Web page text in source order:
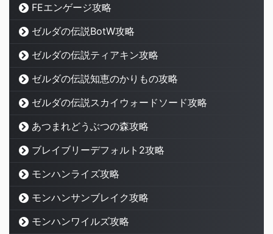
FEエンゲージ攻略
ゼルダの伝説BotW攻略
ゼルダの伝説ティアキン攻略
ゼルダの伝説知恵のかりもの攻略
ゼルダの伝説スカイウォードソード攻略
あつまれどうぶつの森攻略
ブレイブリーデフォルト2攻略
モンハンライズ攻略
モンハンサンブレイク攻略
モンハンワイルズ攻略